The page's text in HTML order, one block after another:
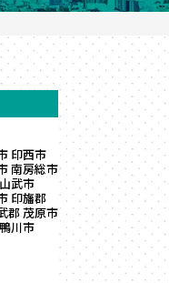
印西市
南房総市
山武市
印旛郡
郡茂原市
鴨川市